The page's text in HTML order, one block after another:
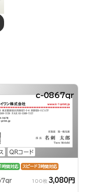
QRコード
c-0867qr
時間対応 スピード3時間対応
100枚 3,080円